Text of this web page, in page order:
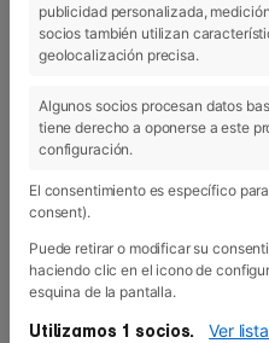
03 May 2018
publicidad personalizada,
socios también utilizan
geolocalización precisa.
Algunos socios procesan datos
tiene derecho a oponerse a este
configuración.
El consentimiento es específico
consent).
Puede retirar o modificar su
haciendo clic en el icono de
esquina de la pantalla.
Utilizamos 1 socios. Ver